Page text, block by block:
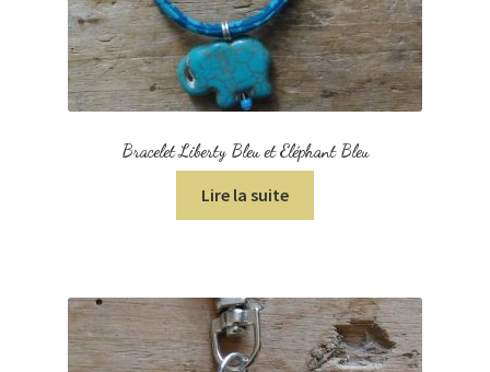
Bracelet Liberty Bleu et Eléphant Bleu
Lire la suite